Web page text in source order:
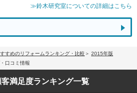
≫鈴木研究室についての詳細はこちら
すめのリフォームランキング・比較
2015年版
口コミ情報
満足度ランキング一覧